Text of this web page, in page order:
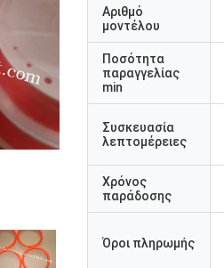
Αριθμό
μοντέλου
Ποσότητα
παραγγελίας
min
Συσκευασία
λεπτομέρειες
Χρόνος
παράδοσης
Όροι πληρωμής